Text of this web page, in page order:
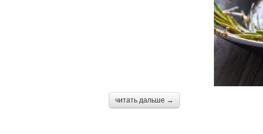
читать дальше →